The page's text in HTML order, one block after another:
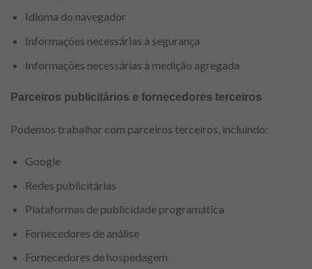
Idioma do navegador
Informações necessárias à segurança
Informações necessárias à medição agregada
Parceiros publicitários e fornecedores terceiros
Podemos trabalhar com parceiros terceiros, incluindo:
Google
Redes publicitárias
Plataformas de publicidade programática
Fornecedores de análise
Fornecedores de hospedagem